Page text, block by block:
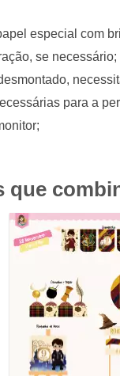
especial com
se
para a